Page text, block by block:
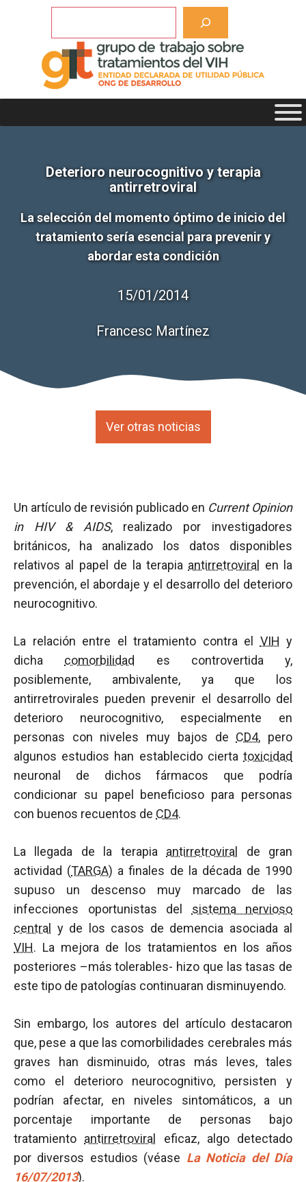
Deterioro neurocognitivo y terapia
antirretroviral
La selección del momento óptimo de inicio del
tratamiento sería esencial para prevenir y
abordar esta condición
15/01/2014
Francesc Martínez
Ver otras noticias
Un artículo de revisión publicado en Current Opinion
in HIV & AIDS, realizado por investigadores
británicos, ha analizado los datos disponibles
relativos al papel de la terapia antirretroviral
en la
prevención, el abordaje y el desarrollo del deterioro
neurocognitivo.
La relación entre el tratamiento contra el VIH y
dicha comorbilidad
es controvertida y,
posiblemente, ambivalente, ya que los
antirretrovirales pueden prevenir el desarrollo del
deterioro neurocognitivo, especialmente en
personas con niveles muy bajos de CD4, pero
algunos estudios han establecido cierta toxicidad
neuronal de dichos fármacos que podría
condicionar su papel beneficioso para personas
con buenos recuentos de CD4.
La llegada de la terapia antirretroviral
de gran
actividad (TARGA) a finales de la década de 1990
supuso un descenso muy marcado de las
infecciones oportunistas del sistema nervioso
central
y de los casos de demencia asociada al
VIH. La mejora de los tratamientos en los años
posteriores –más tolerables- hizo que las tasas de
este tipo de patologías continuaran disminuyendo.
Sin embargo, los autores del artículo destacaron
que, pese a que las comorbilidades cerebrales más
graves han disminuido, otras más leves, tales
como el deterioro neurocognitivo, persisten y
podrían afectar, en niveles sintomáticos, a un
porcentaje importante de personas bajo
tratamiento antirretroviral
eficaz, algo detectado
por diversos estudios (véase La Noticia del Día
16/07/2013).